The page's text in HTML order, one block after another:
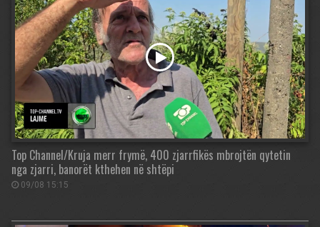
Top Channel/Kruja merr frymë, 400 zjarrfikës mbrojtën qytetin
nga zjarri, banorët kthehen në shtëpi
09/08 15:15